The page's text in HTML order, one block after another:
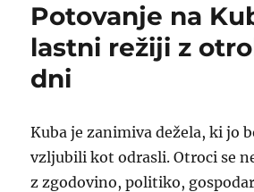
Potovanje na
lastni režiji z
dni
Kuba je zanimiva dežela, ki jo
vzljubili kot odrasli. Otroci se
z zgodovino, politiko,